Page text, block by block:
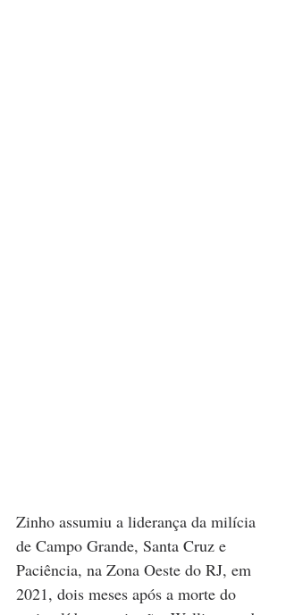
Zinho assumiu a liderança da milícia
de Campo Grande, Santa Cruz e
Paciência, na Zona Oeste do RJ, em
2021, dois meses após a morte do